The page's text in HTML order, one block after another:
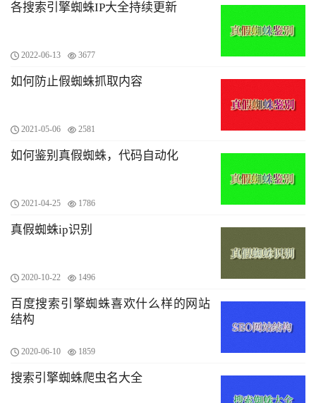
各搜索引擎蜘蛛IP大全持续更新
2022-06-13 3677
如何防止假蜘蛛抓取内容
2021-05-06 2581
如何鉴别真假蜘蛛，代码自动化
2021-04-25 1786
真假蜘蛛ip识别
2020-10-22 1496
百度搜索引擎蜘蛛喜欢什么样的网站
结构
2020-06-10 1859
搜索引擎蜘蛛爬虫名大全